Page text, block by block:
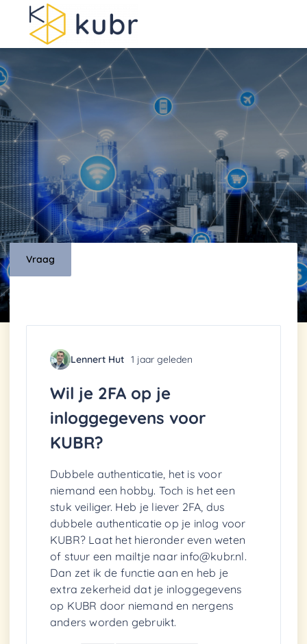
Vraag
Lennert Hut 1 jaar geleden
Wil je 2FA op je
inloggegevens voor
KUBR?
Dubbele authenticatie, het is voor
niemand een hobby. Toch is het een
stuk veiliger. Heb je liever 2FA, dus
dubbele authenticatie op je inlog voor
KUBR? Laat het hieronder even weten
of stuur een mailtje naar info@kubr.nl.
Dan zet ik de functie aan en heb je
extra zekerheid dat je inloggegevens
op KUBR door niemand en nergens
anders worden gebruikt.